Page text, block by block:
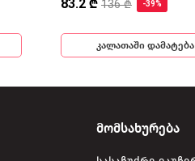
83.2 ₾ 136 ₾ -39%
კალათაში დამატება
მომსახურება